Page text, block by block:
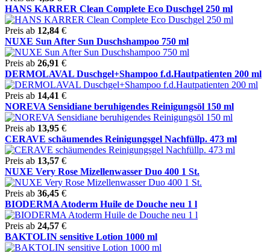
HANS KARRER Clean Complete Eco Duschgel 250 ml
Preis ab 12,84 €
NUXE Sun After Sun Duschshampoo 750 ml
Preis ab 26,91 €
DERMOLAVAL Duschgel+Shampoo f.d.Hautpatienten 200 ml
Preis ab 14,41 €
NOREVA Sensidiane beruhigendes Reinigungsöl 150 ml
Preis ab 13,95 €
CERAVE schäumendes Reinigungsgel Nachfüllp. 473 ml
Preis ab 13,57 €
NUXE Very Rose Mizellenwasser Duo 400 1 St.
Preis ab 36,45 €
BIODERMA Atoderm Huile de Douche neu 1 l
Preis ab 24,57 €
BAKTOLIN sensitive Lotion 1000 ml